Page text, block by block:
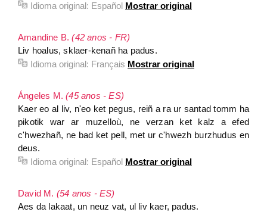
Idioma original: Español Mostrar original
Amandine B.(42 anos - FR)
Liv hoalus, sklaer-kenañ ha padus.
Idioma original: Français Mostrar original
Ángeles M.(45 anos - ES)
Kaer eo al liv, n'eo ket pegus, reiñ a ra ur santad tomm ha
pikotik war ar muzelloù, ne verzan ket kalz a efed
c'hwezhañ, ne bad ket pell, met ur c'hwezh burzhudus en
deus.
Idioma original: Español Mostrar original
David M. (54 anos - ES)
Aes da lakaat, un neuz vat, ul liv kaer, padus.